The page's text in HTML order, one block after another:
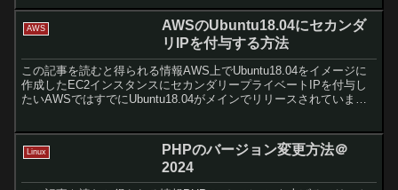
AWS
AWSのUbuntu18.04にセカンダ
リIPを付与する方法
この記事を読むと得られる情報AWS上でUbuntu18.04をイメージに
作成したEC2インスタンスにセカンダリープライベートIPを付与し
たいAWSではすでにUbuntu18.04がメインでリリースされています
Linux
PHPのバージョン変更方法＠
2024